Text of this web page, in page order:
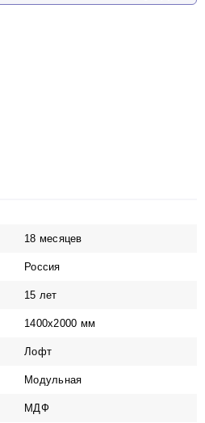
18 месяцев
Россия
15 лет
1400х2000 мм
Лофт
Модульная
МДФ